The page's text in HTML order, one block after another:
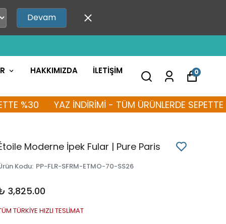
Devam
HAKKIMIZDA İLETİŞİM 0
YAZ İNDİRİMİ - TÜM ÜRÜNLERDE SEPETTE %30
Moderne İpek Fular | Pure Paris
Kodu: PP-FLR-SFRM-ETMO-70-SS26
3,825.00
TÜRKİYE HIZLI TESLİMAT